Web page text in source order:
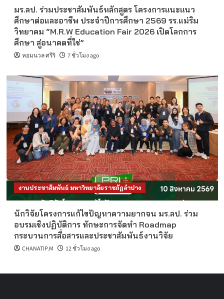
มร.ลป. ร่วมประชาสัมพันธ์หลักสูตร โครงการแนะแนว
ศึกษาต่อและอาชีพ ประจำปีการศึกษา 2569 รร.แม่ริม
วิทยาคม “M.R.W Education Fair 2026 เปิดโลกการ
ศึกษา สู่อนาคตที่ใช่”
หอมนวล ศรีริ 7 ชั่วโมง ago
งานประชาสัมพันธ์ มหาวิทยาลัยราชภัฏลำปาง
นักวิจัยโครงการแก้ไขปัญหาความยากจน มร.ลป. ร่วม
อบรมเชิงปฏิบัติการ ทักษะการจัดทำ Roadmap
กระบวนการสื่อสารและประชาสัมพันธ์งานวิจัย
CHANATIP.M 12 ชั่วโมง ago